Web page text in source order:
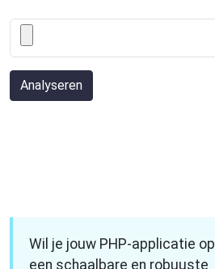
Analyseren
Wil je jouw PHP-applicatie op
een schaalbare en robuuste